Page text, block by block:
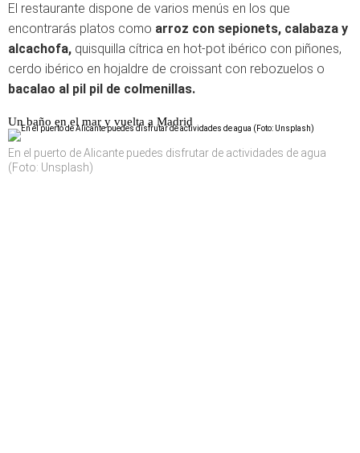
El restaurante dispone de varios menús en los que
encontrarás platos como arroz con sepionets, calabaza y
alcachofa, quisquilla cítrica en hot-pot ibérico con piñones,
cerdo ibérico en hojaldre de croissant con rebozuelos o
bacalao al pil pil de colmenillas.
Un baño en el mar y vuelta a Madrid
En el puerto de Alicante puedes disfrutar de actividades de agua
(Foto: Unsplash)